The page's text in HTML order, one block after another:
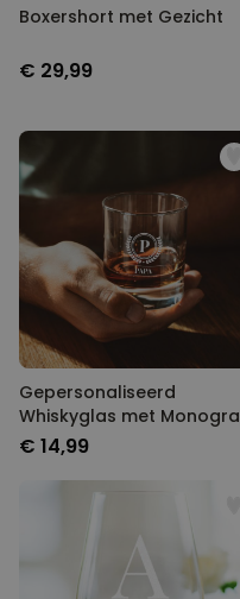
Boxershort met Gezicht
€ 29,99
Gepersonaliseerd
Whiskyglas met
€ 14,99